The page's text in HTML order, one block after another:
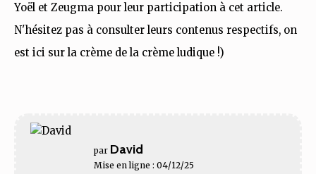
Yoël et Zeugma pour leur participation à cet article.
N'hésitez pas à consulter leurs contenus respectifs, on
est ici sur la crème de la crème ludique !)
par David
Mise en ligne : 04/12/25